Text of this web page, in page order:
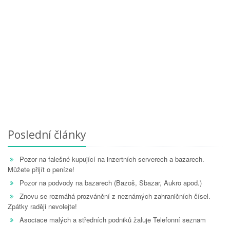
Poslední články
Pozor na falešné kupující na inzertních serverech a bazarech.
Můžete přijít o peníze!
Pozor na podvody na bazarech (Bazoš, Sbazar, Aukro apod.)
Znovu se rozmáhá prozvánění z neznámých zahraničních čísel.
Zpátky raději nevolejte!
Asociace malých a středních podniků žaluje Telefonní seznam